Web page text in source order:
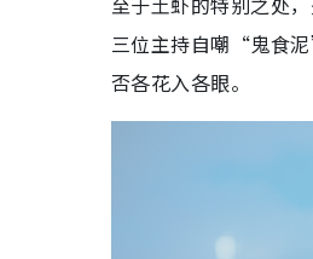
三位主持自嘲“鬼食
否各花入各眼。